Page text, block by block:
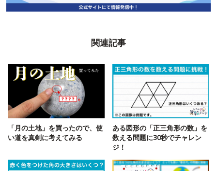
関連記事
「月の土地」を買ったので、使
い道を真剣に考えてみる
ある図形の「正三角形の数」を
数える問題に30秒でチャレン
ジ！